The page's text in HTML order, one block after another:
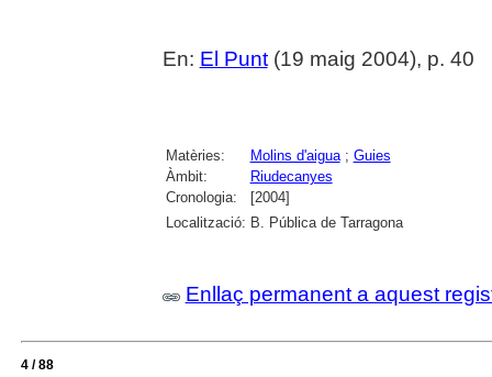
En: El Punt(19 maig 2004), p. 40
Matèries: Molins d'aigua; Guies
Àmbit:
Riudecanyes
Cronologia:
[2004]
Localització: B. Pública de Tarragona
Enllaç permanent a aquest
4 / 88